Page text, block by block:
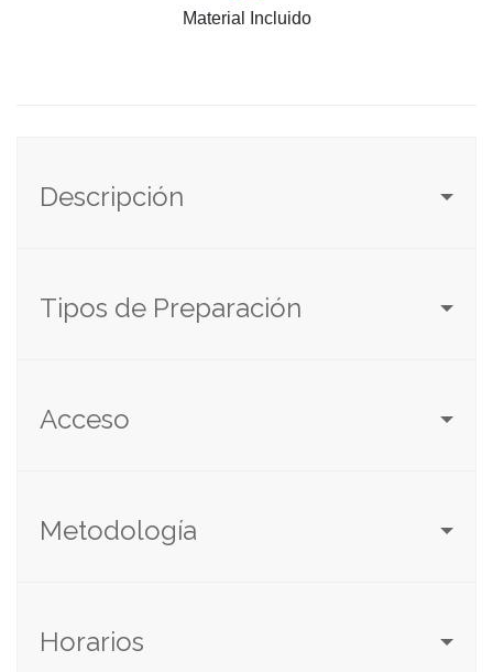
Material Incluido
Descripción
Tipos de Preparación
Acceso
Metodología
Horarios